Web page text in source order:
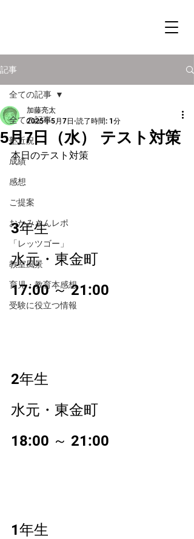
記事
全ての記事
塾近況
成績
感想
ご提案
おかみさんレポ
「レッツゴー」
教室風景
育児・教育本感想
受験に役立つ情報
全ての記事
5月7日（水） テスト対策
加藤亮太
2025年5月7日 読了時間: 1分
本日のテスト対策
3年生
水元・東金町
17:00 ～ 21:00
2年生
水元・東金町
18:00 ～ 21:00
1年生